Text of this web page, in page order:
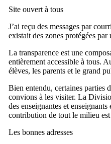
Site ouvert à tous
J’ai reçu des messages par
existait des zones protégées par
La transparence est une
entièrement accessible à tous.
élèves, les parents et le grand
Bien entendu, certaines parties
convions à les visiter. La
des enseignantes et
contribution de tout le milieu
Les bonnes adresses